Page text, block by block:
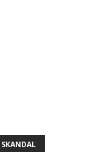
SKANDAL